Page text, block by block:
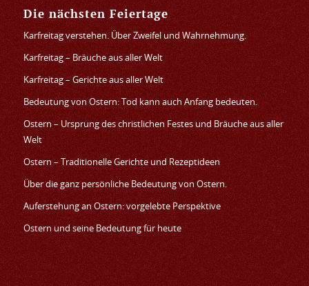
Die nächsten Feiertage
Karfreitag verstehen. Über Zweifel und Wahrnehmung.
Karfreitag – Bräuche aus aller Welt
Karfreitag – Gerichte aus aller Welt
Bedeutung von Ostern: Tod kann auch Anfang bedeuten.
Ostern – Ursprung des christlichen Festes und Bräuche aus aller
Welt
Ostern – Traditionelle Gerichte und Rezeptideen
Über die ganz persönliche Bedeutung von Ostern.
Auferstehung an Ostern: vorgelebte Perspektive
Ostern und seine Bedeutung für heute